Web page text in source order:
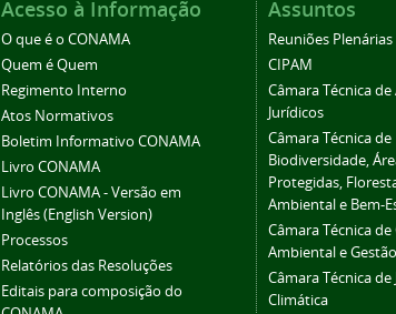
Acesso à Informação
O que é o CONAMA
Quem é Quem
Regimento Interno
Atos Normativos
Boletim Informativo CONAMA
Livro CONAMA
Livro CONAMA - Versão em
Inglês (English Version)
Processos
Relatórios das Resoluções
Editais para composição do
Assuntos
Reuniões Plenárias
CIPAM
Câmara Técnica
Jurídicos
Câmara Técnica de
Biodiversidade,
Protegidas,
Ambiental e Bem-
Câmara Técnica
Ambiental e
Câmara Técnica de
Climática